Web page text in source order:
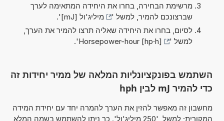
מרשימת הבחירה, בחרו את היחידה המתאימה לערך
שברצונכם להמיר, למשל '
מיליג'ול [mJ]
'.
לסיום, בחרו את היחידה שאליה תרצו להמיר את הערך,
למשל '
Horsepower-hour [hp·h]
'.
השתמש בפונקציונליות המלאה של ממיר יחידות זה
כדי להמיר mJ לבין hph
מחשבון זה מאפשר להזין את הערך להמרה יחד עם יחידת המידה
המקורית; למשל, '250 מיליג'ול'. כך ניתן להשתמש בשמה המלא